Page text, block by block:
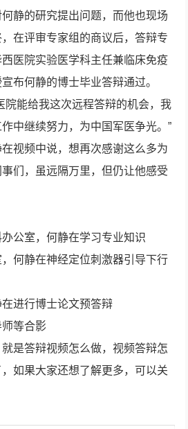
静的研究提出问题，而他也现场
在评审专家组的商议后，答辩专
医院实验医学科主任兼临床免疫
布何静的博士毕业答辩通过。
院能给我这次远程答辩的机会，我
中继续努力，为中国军医争光。”
视频中说，想再次感谢这么多为
们，虽远隔万里，但仍让他感受
公室，何静在学习专业知识
何静在神经定位刺激器引导下行
进行博士论文预答辩
等合影
是答辩视频怎么做，视频答辩怎
如果大家还想了解更多，可以关